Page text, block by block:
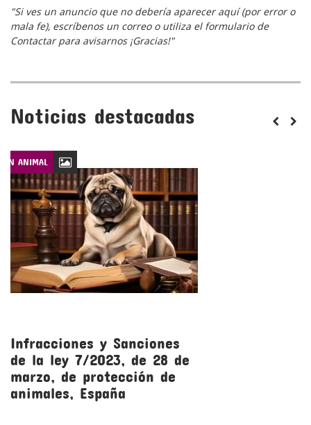
"Si ves un anuncio que no debería aparecer aquí (por error o
mala fe), escríbenos un correo o utiliza el formulario de
Contactar para avisarnos ¡Gracias!"
Noticias destacadas
ANIMAL
Infracciones y Sanciones
de la ley 7/2023, de 28 de
marzo, de protección de
animales, España